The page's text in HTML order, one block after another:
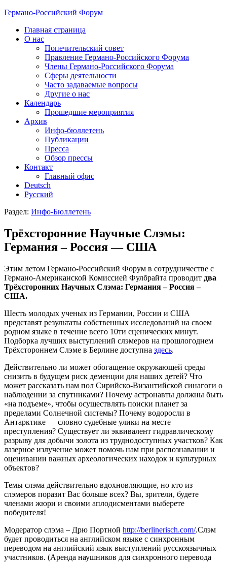
Германо-Российский Форум
Главная страница
О нас
Попечительский совет
Правление Германо-Российского Форума
Члены Германо-Российского Форума
Сферы деятельности
Часто задаваемые вопросы
Другие о нас
Календарь
Прошедшие мероприятия
Архив
Инфо-бюллетень
Публикации
Пресса
Обзор прессы
Контакт
Главный офис
Deutsch
Русский
Раздел: Инфо-Бюллетень
Трёхсторонние Научные Слэмы:
Германия – Россия — США
Этим летом Германо-Российский Форум в сотрудничестве с
Германо-Американской Комиссией Фулбрайта проводит два
Трёхсторонних Научных Слэма: Германия – Россия –
США.
Шесть молодых ученых из Германии, России и США
представят результаты собственных исследований на своем
родном языке в течение всего 10ти сценических минут.
Подборка лучших выступлений слэмеров на прошлогоднем
Трёхстороннем Слэме в Берлине доступна здесь.
Действительно ли может обогащение окружающей среды
снизить в будущем риск деменции для наших детей? Что
может рассказать нам пол Сирийско-Византийской синагоги о
наблюдении за спутниками? Почему астронавты должны быть
«на подъеме», чтобы осуществлять поиски планет за
пределами Солнечной системы? Почему водоросли в
Антарктике — словно судебные улики на месте
преступления? Существует ли эквивалент гидравлическому
разрыву для добычи золота из труднодоступных участков? Как
лазерное излучение может помочь нам при распознавании и
оценивании важных археологических находок и культурных
объектов?
Темы слэма действительно вдохновляющие, но кто из
слэмеров поразит Вас больше всех? Вы, зрители, будете
членами жюри и своими аплодисментами выберете
победителя!
Модератор слэма – Дрю Портной http://berlinerisch.com/.Слэм
будет проводиться на английском языке с синхронным
переводом на английский язык выступлений русскоязычных
участников. (Аренда наушников для синхронного перевода